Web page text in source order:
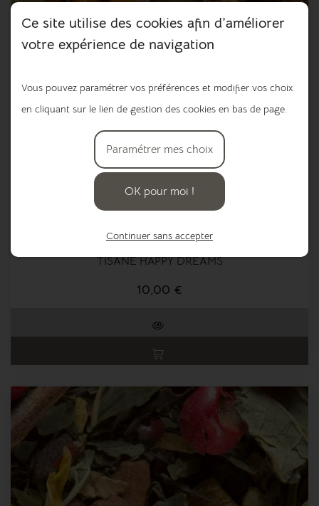
TISANE HAPPY DREAMS
10,00 €
Ce site utilise des cookies afin d’améliorer
votre expérience de navigation
Vous pouvez paramétrer vos préférences et modifier vos choix
en cliquant sur le lien de gestion des cookies en bas de page.
Paramétrer mes choix
OK pour moi !
Continuer sans accepter